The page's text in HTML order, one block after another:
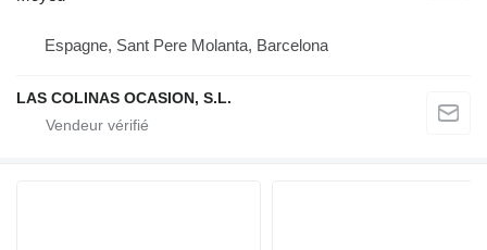
Espagne, Sant Pere Molanta, Barcelona
LAS COLINAS OCASION, S.L.